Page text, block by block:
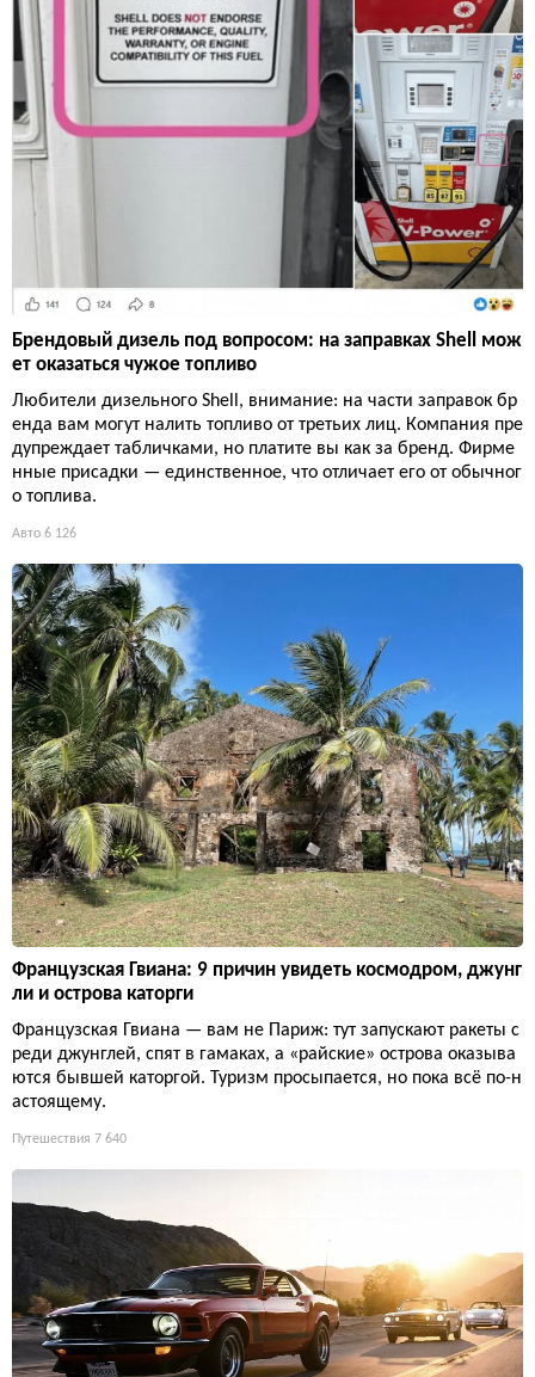
Брендовый дизель под вопросом: на заправках Shell мож
ет оказаться чужое топливо
Любители дизельного Shell, внимание: на части заправок бр
енда вам могут налить топливо от третьих лиц. Компания пре
дупреждает табличками, но платите вы как за бренд. Фирме
нные присадки — единственное, что отличает его от обычног
о топлива.
Авто 6 126
Французская Гвиана: 9 причин увидеть космодром, джунг
ли и острова каторги
Французская Гвиана — вам не Париж: тут запускают ракеты с
реди джунглей, спят в гамаках, а «райские» острова оказыва
ются бывшей каторгой. Туризм просыпается, но пока всё по-н
астоящему.
Путешествия 7 640